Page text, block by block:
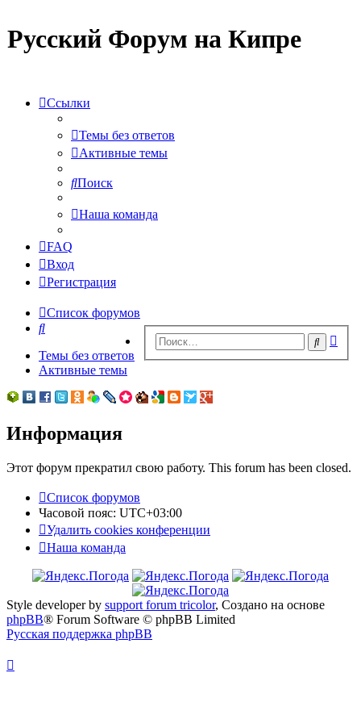
Русский Форум на Кипре
Ссылки
Темы без ответов
Активные темы
Поиск
Наша команда
FAQ
Вход
Регистрация
Список форумов
Поиск
Поиск
Темы без ответов
Активные темы
Информация
Этот форум прекратил свою работу. This forum has been closed.
Список форумов
Часовой пояс: UTC+03:00
Удалить cookies конференции
Наша команда
Style developer by support forum tricolor, Создано на основе
phpBB® Forum Software © phpBB Limited
Русская поддержка phpBB